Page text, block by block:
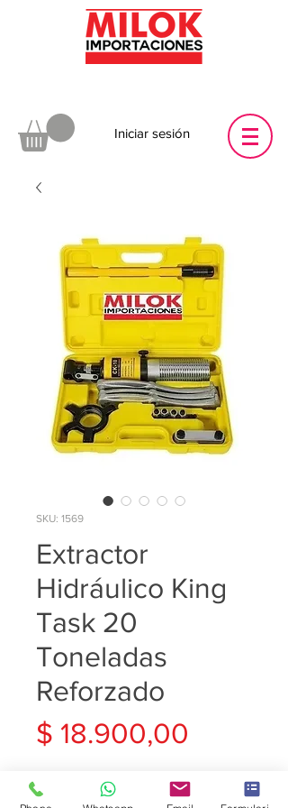
Iniciar sesión
SKU: 1569
Extractor
Hidráulico King
Task 20
Toneladas
Reforzado
$ 18.900,00